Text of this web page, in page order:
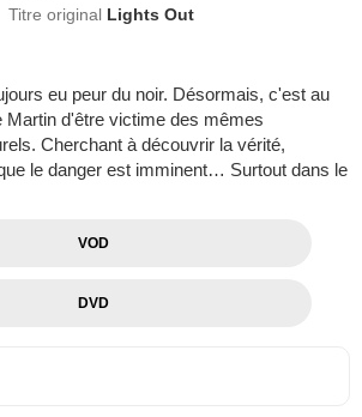
Titre original Lights Out
eu peur du noir. Désormais, c'est au
Martin d'être victime des mêmes
Cherchant à découvrir la vérité,
le danger est imminent… Surtout dans le
VOD
DVD